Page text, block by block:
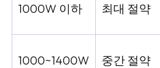
1000W 이하 최대 절약
1000~1400W 중간 절약